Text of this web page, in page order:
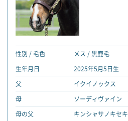
性別 / 毛色
メス / 黒鹿毛
生年月日
2025年5月5日生
父
イクイノックス
母
ソーディヴァイン
母の父
キンシャサノキセキ